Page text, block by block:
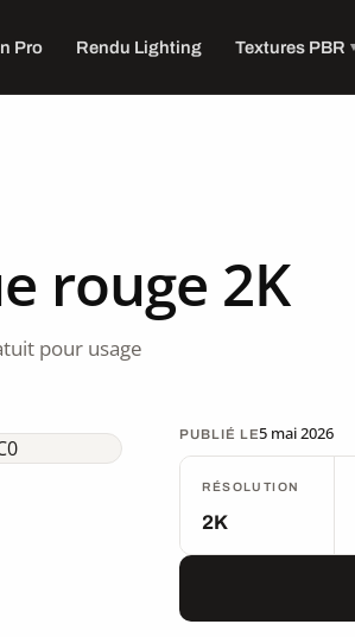
Pro Rendu Lighting Textures PBR
rouge 2K
pour usage
PUBLIÉ LE5 mai 2026
RÉSOLUTION
2K